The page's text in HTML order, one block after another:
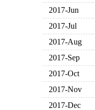
2017-Jun
2017-Jul
2017-Aug
2017-Sep
2017-Oct
2017-Nov
2017-Dec